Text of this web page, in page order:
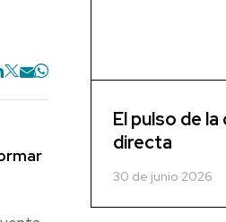
El pulso de
directa
30 de junio 2026